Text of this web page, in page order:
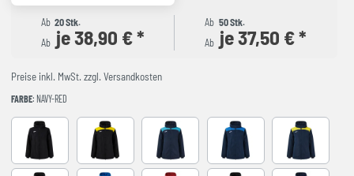
Ab 20 Stk.
Ab je 38,90 € *
Ab 50 Stk.
Ab je 37,50 € *
Preise inkl. MwSt. zzgl. Versandkosten
FARBE: NAVY-RED
Black BLACK-YELLOW DARK NAVY TURQUESANAVY-ROYAL NAVY-